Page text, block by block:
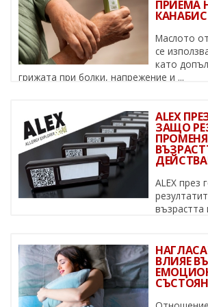
ПРИЕМА
Маслото
се
като
грижата при болки, напрежение и ...
ALEX
ЗАЩО
ALEX през
възрастта
ВЛИЯЕ